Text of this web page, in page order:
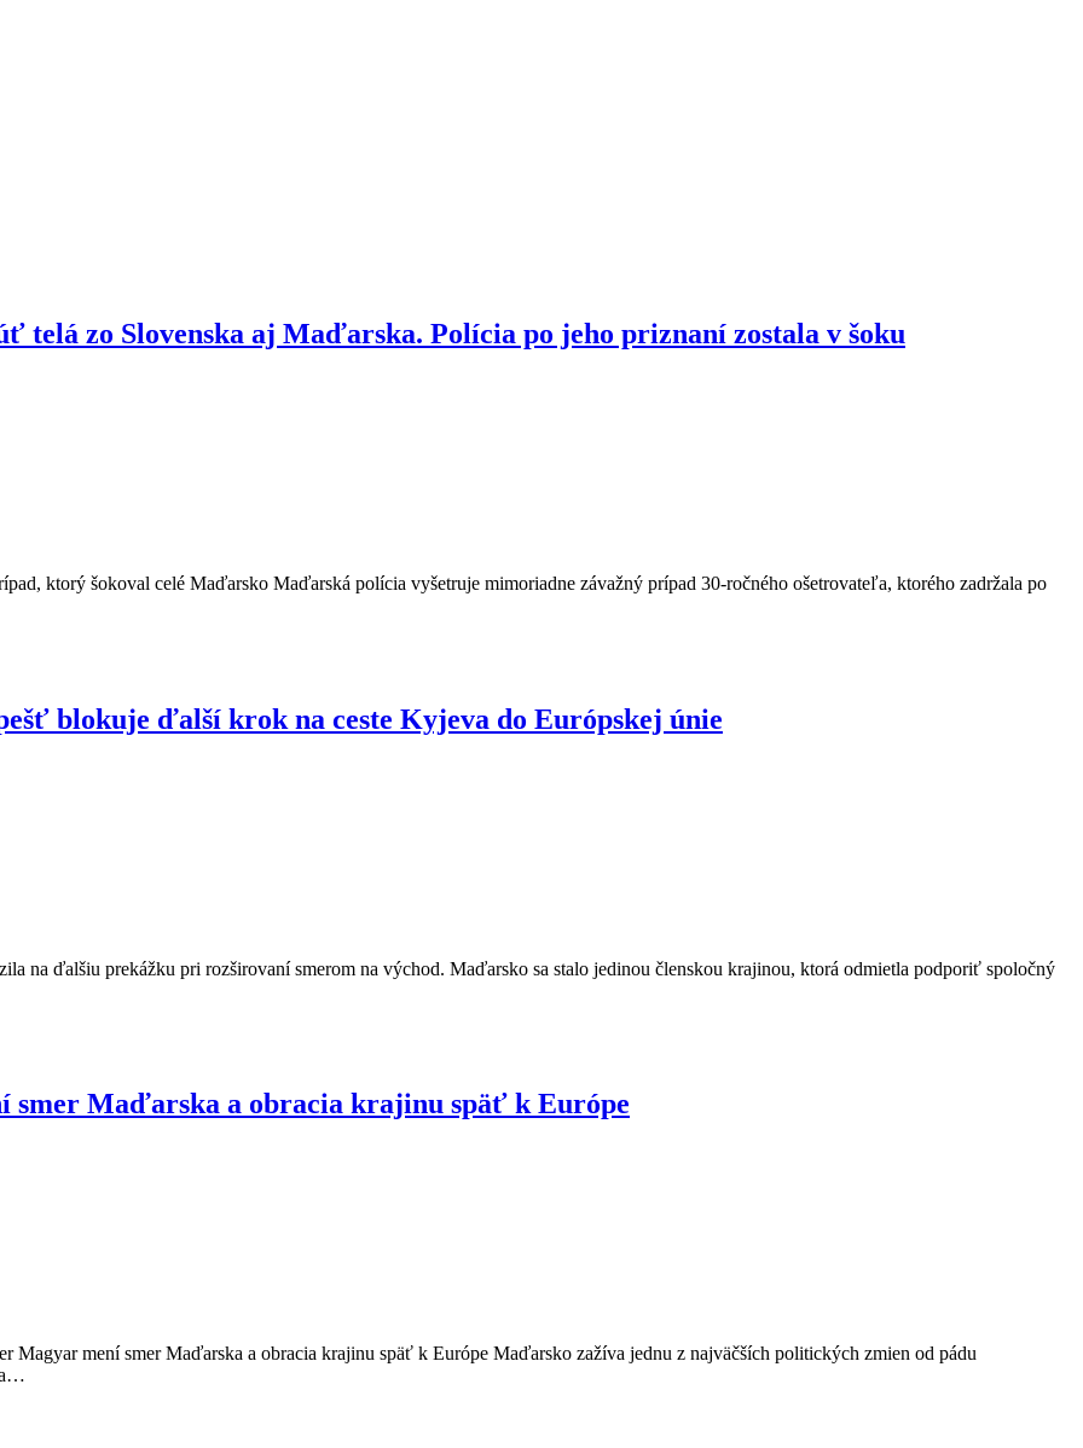
telá zo Slovenska aj Maďarska. Polícia po jeho priznaní zostala v šoku
ktorý šokoval celé Maďarsko Maďarská polícia vyšetruje mimoriadne závažný prípad 30-ročného ošetrovateľa, ktorého zadržala po
blokuje ďalší krok na ceste Kyjeva do Európskej únie
na ďalšiu prekážku pri rozširovaní smerom na východ. Maďarsko sa stalo jedinou členskou krajinou, ktorá odmietla podporiť spoločný
smer Maďarska a obracia krajinu späť k Európe
mení smer Maďarska a obracia krajinu späť k Európe Maďarsko zažíva jednu z najväčších politických zmien od pádu
a…